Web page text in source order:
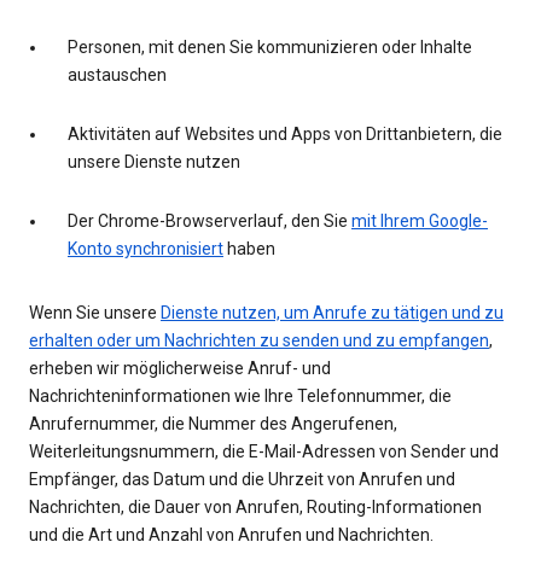
Personen, mit denen Sie kommunizieren oder Inhalte
austauschen
Aktivitäten auf Websites und Apps von Drittanbietern, die
unsere Dienste nutzen
Der Chrome-Browserverlauf, den Sie mit Ihrem Google-
Konto synchronisiert haben
Wenn Sie unsere Dienste nutzen, um Anrufe zu tätigen und zu
erhalten oder um Nachrichten zu senden und zu empfangen,
erheben wir möglicherweise Anruf- und
Nachrichteninformationen wie Ihre Telefonnummer, die
Anrufernummer, die Nummer des Angerufenen,
Weiterleitungsnummern, die E-Mail-Adressen von Sender und
Empfänger, das Datum und die Uhrzeit von Anrufen und
Nachrichten, die Dauer von Anrufen, Routing-Informationen
und die Art und Anzahl von Anrufen und Nachrichten.